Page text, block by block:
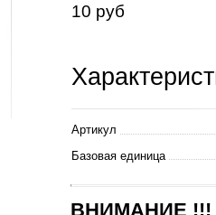
10 руб
Артикул
Базовая единица
ВНИМАНИЕ !!!